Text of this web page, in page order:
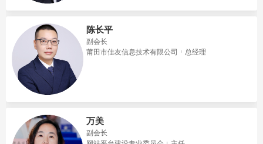
陈长平
副会长
莆田市佳友信息技术有限公司
总经理
万美
副会长